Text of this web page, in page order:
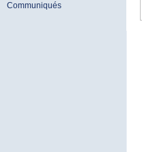
Communiqués